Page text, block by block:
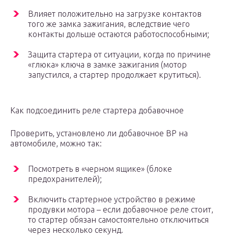
Влияет положительно на загрузке контактов
того же замка зажигания, вследствие чего
контакты дольше остаются работоспособными;
Защита стартера от ситуации, когда по причине
«глюка» ключа в замке зажигания (мотор
запустился, а стартер продолжает крутиться).
Как подсоединить реле стартера добавочное
Проверить, установлено ли добавочное ВР на
автомобиле, можно так:
Посмотреть в «черном ящике» (блоке
предохранителей);
Включить стартерное устройство в режиме
продувки мотора – если добавочное реле стоит,
то стартер обязан самостоятельно отключиться
через несколько секунд.